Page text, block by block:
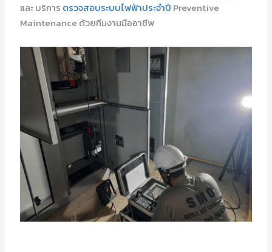
และ บริการ ตรวจสอบระบบไฟฟ้าประจำปี Preventive
Maintenance ด้วยทีมงานมืออาชีพ